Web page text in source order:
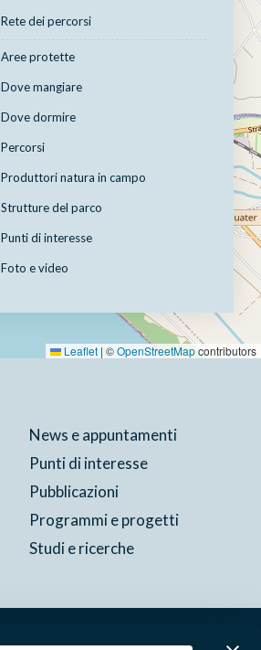
Leaflet | ©OpenStreetMapcontributors
Rete dei percorsi
Aree protette
Dove mangiare
Dove dormire
Percorsi
Produttori natura in campo
Strutture del parco
Punti di interesse
Foto e video
News e appuntamenti
Punti di interesse
Pubblicazioni
Programmi e progetti
Studi e ricerche